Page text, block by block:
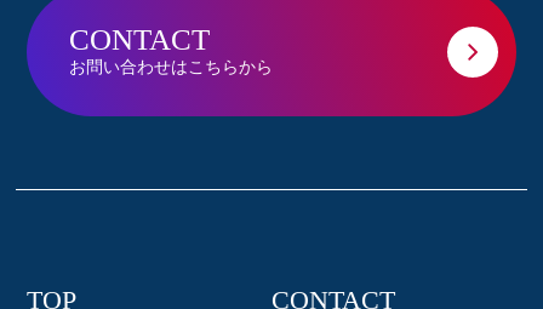
CONTACT
お問い合わせはこちらから
TOP CONTACT